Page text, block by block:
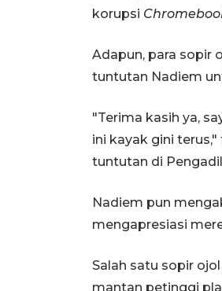
korupsi
Adapun, para sopir
tuntutan Nadiem
"Terima kasih ya,
ini kayak gini
tuntutan di
Nadiem pun
mengapresiasi
Salah satu sopir
mantan petinggi